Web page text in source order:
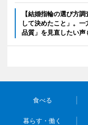
【結婚指輪の選び方
して決めたこと」。
品質」を見直したい声
食べる
暮らす・働く